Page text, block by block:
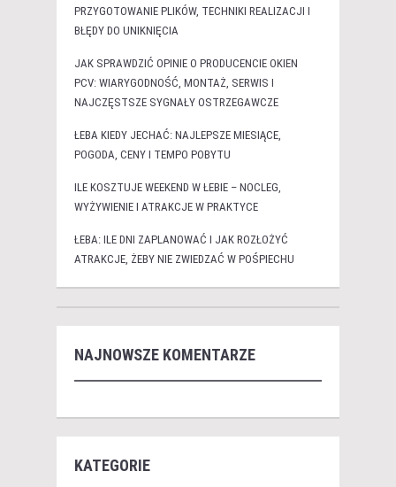
PRZYGOTOWANIE PLIKÓW, TECHNIKI REALIZACJI I
BŁĘDY DO UNIKNIĘCIA
JAK SPRAWDZIĆ OPINIE O PRODUCENCIE OKIEN
PCV: WIARYGODNOŚĆ, MONTAŻ, SERWIS I
NAJCZĘSTSZE SYGNAŁY OSTRZEGAWCZE
ŁEBA KIEDY JECHAĆ: NAJLEPSZE MIESIĄCE,
POGODA, CENY I TEMPO POBYTU
ILE KOSZTUJE WEEKEND W ŁEBIE – NOCLEG,
WYŻYWIENIE I ATRAKCJE W PRAKTYCE
ŁEBA: ILE DNI ZAPLANOWAĆ I JAK ROZŁOŻYĆ
ATRAKCJE, ŻEBY NIE ZWIEDZAĆ W POŚPIECHU
NAJNOWSZE KOMENTARZE
KATEGORIE